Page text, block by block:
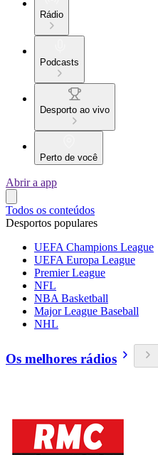
Rádio
Podcasts
Desporto ao vivo
Perto de você
Abrir a app
Todos os conteúdos
Desportos populares
UEFA Champions League
UEFA Europa League
Premier League
NFL
NBA Basketball
Major League Baseball
NHL
Os melhores rádios